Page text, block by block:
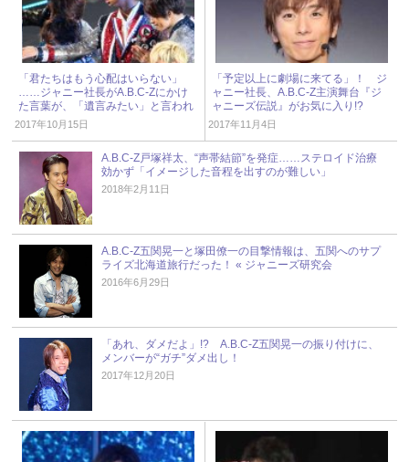
「君たちはもう心配はいらない」
……ジャニー社長がA.B.C-Zにかけ
た言葉が、「遺言みたい」と言われ
るワケ
2017年10月15日
「予定以上に劇場に来てる」！ ジ
ャニー社長、A.B.C-Z主演舞台『ジ
ャニーズ伝説』がお気に入り!?
2017年11月4日
A.B.C-Z戸塚祥太、“声帯結節”を発症……ステロイド治療
効かず「イメージした音程を出すのが難しい」
2018年2月11日
A.B.C-Z五関晃一と塚田僚一の目撃情報は、五関へのサプ
ライズ北海道旅行だった！ « ジャニーズ研究会
2016年6月29日
「あれ、ダメだよ」!? A.B.C-Z五関晃一の振り付けに、
メンバーが“ガチ”ダメ出し！
2017年12月20日